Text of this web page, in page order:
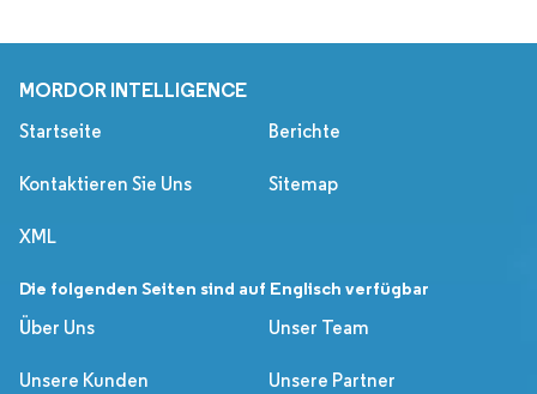
MORDOR INTELLIGENCE
Startseite Berichte
Kontaktieren Sie Uns Sitemap
XML
Die folgenden Seiten sind auf Englisch verfügbar
Über Uns
Unser Team
Unsere Kunden Unsere Partner